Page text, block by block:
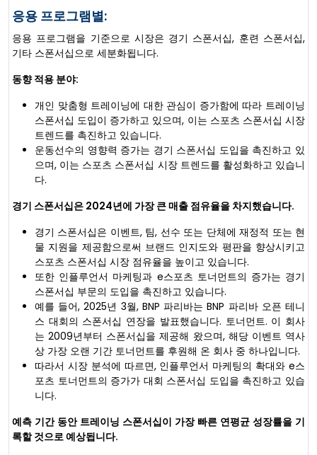
응용 프로그램별:
응용 프로그램을 기준으로 시장은 경기 스폰서십, 훈련 스폰서십,
기타 스폰서십으로 세분화됩니다.
동향 적용 분야:
개인 맞춤형 트레이닝에 대한 관심이 증가함에 따라 트레이닝
스폰서십 도입이 증가하고 있으며, 이는 스포츠 스폰서십 시장
트렌드를 촉진하고 있습니다.
운동선수의 영향력 증가는 경기 스폰서십 도입을 촉진하고 있
으며, 이는 스포츠 스폰서십 시장 트렌드를 활성화하고 있습니
다.
경기 스폰서십은 2024년에 가장 큰 매출 점유율을 차지했습니다.
경기 스폰서십은 이벤트, 팀, 선수 또는 단체에 재정적 또는 현
물 지원을 제공함으로써 브랜드 인지도와 평판을 향상시키고
스포츠 스폰서십 시장 점유율을 높이고 있습니다.
또한 인플루언서 마케팅과 e스포츠 토너먼트의 증가는 경기
스폰서십 부문의 도입을 촉진하고 있습니다.
예를 들어, 2025년 3월, BNP 파리바는 BNP 파리바 오픈 테니
스 대회의 스폰서십 연장을 발표했습니다. 토너먼트. 이 회사
는 2009년부터 스폰서십을 제공해 왔으며, 해당 이벤트 역사
상 가장 오랜 기간 토너먼트를 후원해 온 회사 중 하나입니다.
따라서 시장 분석에 따르면, 인플루언서 마케팅의 확대와 e스
포츠 토너먼트의 증가가 대회 스폰서십 도입을 촉진하고 있습
니다.
예측 기간 동안 트레이닝 스폰서십이 가장 빠른 연평균 성장률을 기
록할 것으로 예상됩니다.